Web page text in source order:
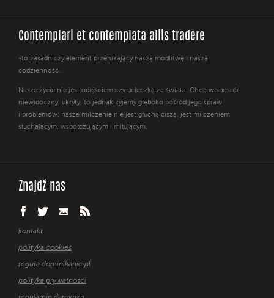
Contemplari et contemplata aliis tradere
-to zasadniczy element przenikający naszą modlitwę i naszą
codzienność.
Nasze życie nie jest odejściem czy ucieczką ze świata. Choć w sposób
niewidoczny, ukryty, to jednak żyjemy głęboko pośród jego spraw
i problemów; nasze milczenie nie jest głuchą ciszą, jest milczeniem
słuchającym, współczującym i miłującym.
Znajdź nas
kontakt
polityka cookies
reguła dominikanie.pl
polityka prywatności